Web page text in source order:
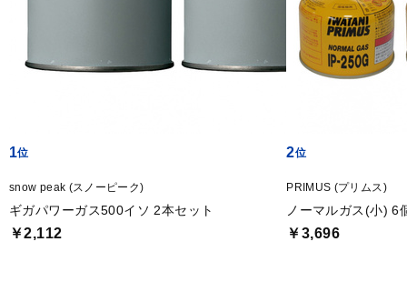
1
snow peak (スノーピーク)
ギガパワーガス500イソ 2本セット
￥2,112
2
PRIMUS (プリムス)
ノーマルガス(小) 6
￥3,696